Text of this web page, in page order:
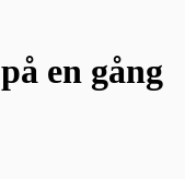
på en gång